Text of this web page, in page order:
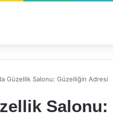
Güzellik Salonu: Güzelliğin Adresi